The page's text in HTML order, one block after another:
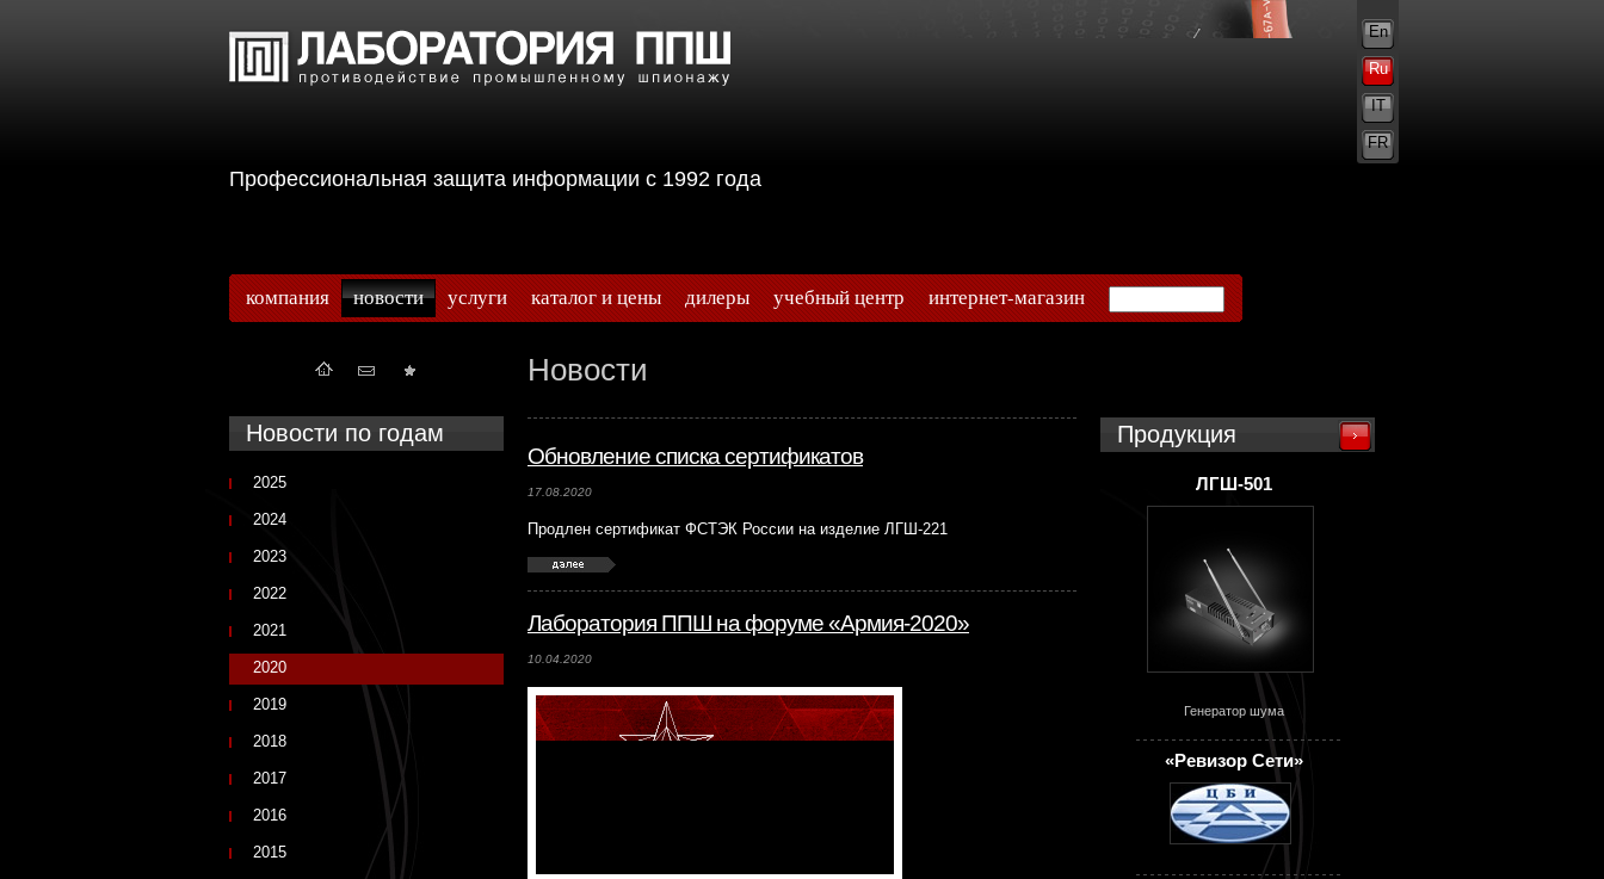
Профессиональная защита информации с 1992 года
En
Ru
IT
FR
компания новости услуги каталог и цены дилеры учебный центр интернет-магазин
Новости
Обновление списка сертификатов
17.08.2020
Продлен сертификат ФСТЭК России на изделие ЛГШ-221
Лаборатория ППШ на форуме «Армия-2020»
10.04.2020
Новости по годам
2025
2024
2023
2022
2021
2020
2019
2018
2017
2016
2015
Продукция
ЛГШ-501
Генератор шума
«Ревизор Сети»